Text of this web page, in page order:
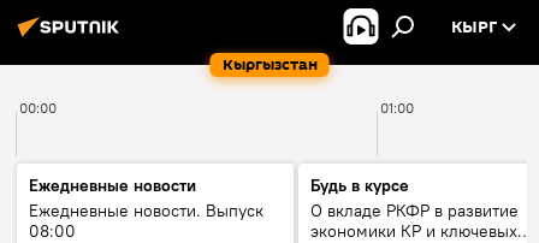
Кыргызстан
КЫРГ
00:00 01:00
Ежедневные новости
Ежедневные новости. Выпуск
08:00
Будь в курсе
О вкладе РКФР в развитие
экономики КР и ключевых